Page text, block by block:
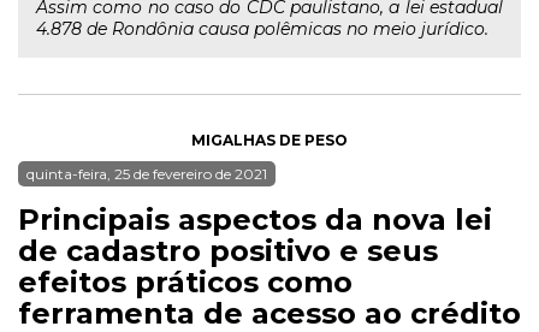
Assim como no caso do CDC paulistano, a lei estadual
4.878 de Rondônia causa polêmicas no meio jurídico.
MIGALHAS DE PESO
quinta-feira, 25 de fevereiro de 2021
Principais aspectos da nova lei
de cadastro positivo e seus
efeitos práticos como
ferramenta de acesso ao crédito